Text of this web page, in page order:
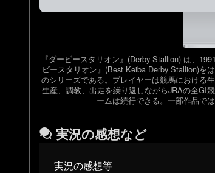
『ダービースタリオン』(Derby Stallion) は、
ビースタリオン』(Best Keiba Derby Stallion)を
のシリーズである。プレイヤーは競馬における
生産、調教、出走を繰り返しながらJRAの全GI
ームは続行できる。一部作品で
実況の感想など
実況の感想等